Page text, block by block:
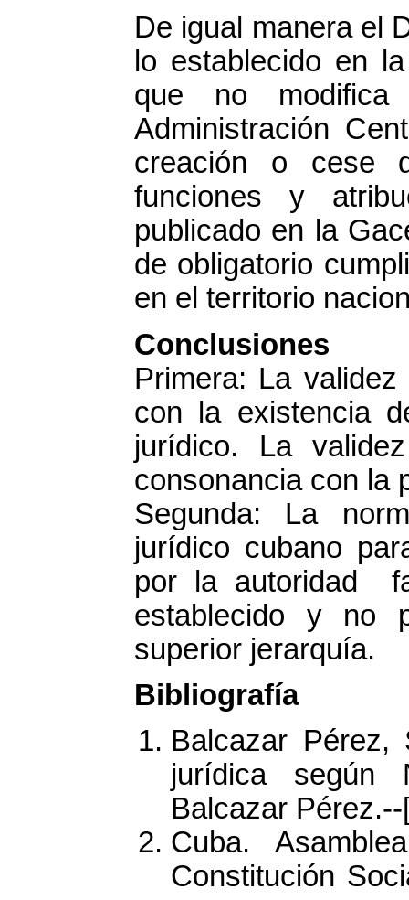
De igual manera el
lo establecido en
que no
Administración
creación o cese
funciones y
publicado en la
de obligatorio
en el territorio
Conclusiones
Primera: La
con la existencia
jurídico. La
consonancia con la
Segunda: La
jurídico cubano
por la autoridad
establecido y no
superior jerarquía.
Bibliografía
Balcazar Pérez,
jurídica según
Balcazar
Cuba.
Constitución